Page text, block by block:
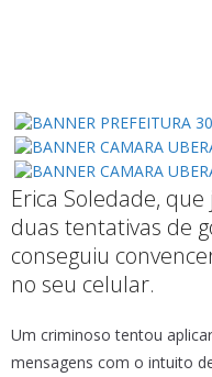
Erica Soledade,
duas tentativas de
conseguiu
no seu celular.
Um criminoso tentou
mensagens com o intuito